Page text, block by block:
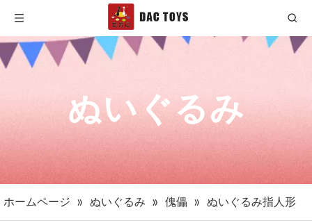
ぬいぐるみ
ホームページ » ぬいぐるみ » 傀儡 » ぬいぐるみ指人形